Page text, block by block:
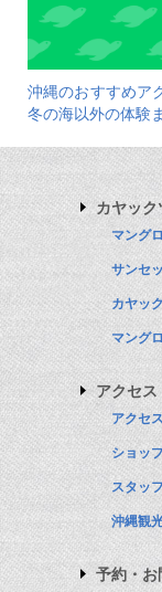
沖縄のおすすめア
冬の海以外の体験
カヤック
マング
サンセ
カヤッ
マング
アクセス
アクセ
ショッ
スタッフ
沖縄観
予約・お